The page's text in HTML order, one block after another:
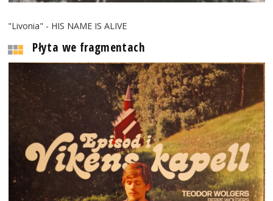
"Livonia" - HIS NAME IS ALIVE
Płyta we fragmentach